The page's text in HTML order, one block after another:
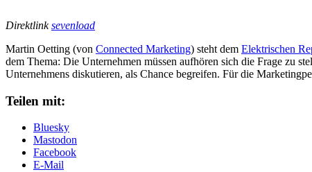
Direktlinksevenload
Martin Oetting (von Connected Marketing) steht dem Elektrischen
dem Thema: Die Unternehmen müssen aufhören sich die Frage zu
Unternehmens diskutieren, als Chance begreifen. Für die
Teilen mit:
Bluesky
Mastodon
Facebook
E-Mail